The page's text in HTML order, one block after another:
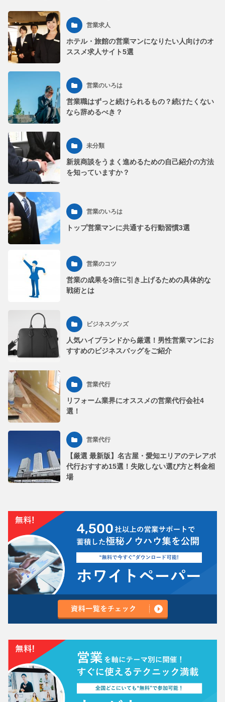
営業求人
ホテル・旅館の営業マンになりたい人向けのオ
ススメ求人サイト5選
営業のいろは
営業職はずっと続けられるもの？続けたくない
なら辞めるべき？
未分類
新規商談をうまく進めるための自己紹介の方法
を知っていますか？
営業のいろは
トップ営業マンに共通する行動習慣3選
営業のコツ
営業の成果を3倍に引き上げるための具体的な
戦術とは
ビジネスグッズ
人気ハイブランドから厳選！男性営業マンにお
すすめのビジネスバッグをご紹介
営業代行
リフォーム業界にオススメの営業代行会社4
選！
営業代行
【厳選 最新版】名古屋・愛知エリアのテレアポ
代行おすすめ15選！失敗しない選び方と料金相
場